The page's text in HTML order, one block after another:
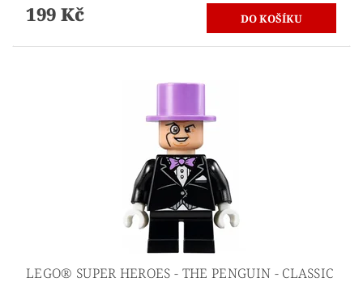
199 Kč
LEGO® SUPER HEROES - THE PENGUIN - CLASSIC